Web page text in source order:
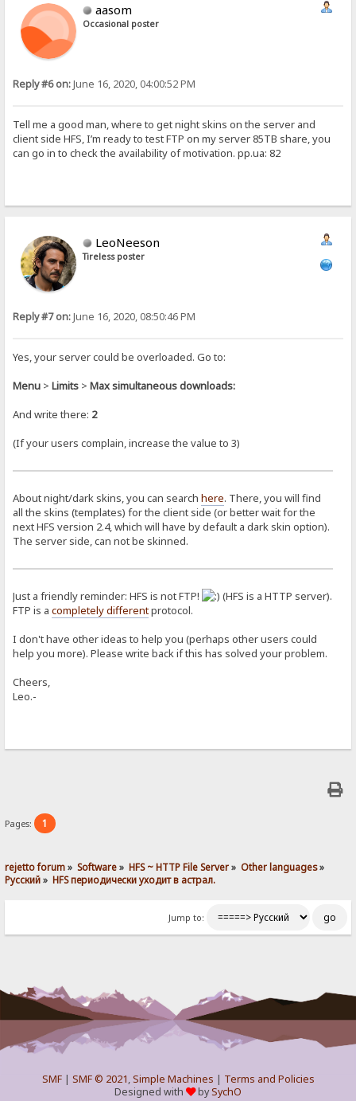
aasom
Occasional poster
Reply #6 on:June 16, 2020, 04:00:52 PM
Tell me a good man, where to get night skins on the server and
client side HFS, I’m ready to test FTP on my server 85TB share, you
can go in to check the availability of motivation. pp.ua: 82
LeoNeeson
Tireless poster
Reply #7 on:June 16, 2020, 08:50:46 PM
Yes, your server could be overloaded. Go to:
Menu >Limits >Max simultaneous downloads:
And write there: 2
(If your users complain, increase the value to 3)
About night/dark skins, you can searchhere. There, you will find
all the skins (templates) for the client side (or better wait for the
next HFS version 2.4, which will have by default a dark skin option).
The server side, can not be skinned.
Just a friendly reminder: HFS is not FTP!
(HFS is a HTTP server).
FTP is acompletely differentprotocol.
I don't have other ideas to help you (perhaps other users could
help you more). Please write back if this has solved your problem.
Cheers,
Leo.-
Pages: 1
rejetto forum» Software» HFS ~ HTTP File Server» Other languages»
Pусский» HFS периодически уходит в астрал.
Jump to:
SMF| SMF © 2021,Simple Machines | Terms and Policies
Designed with
bySychO